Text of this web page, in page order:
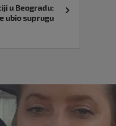
u Beogradu:
ubio suprugu